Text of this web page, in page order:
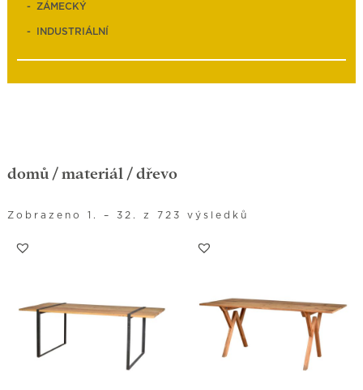
ZÁMECKÝ
INDUSTRIÁLNÍ
domů / materiál / dřevo
Zobrazeno 1. – 32. z 723 výsledků